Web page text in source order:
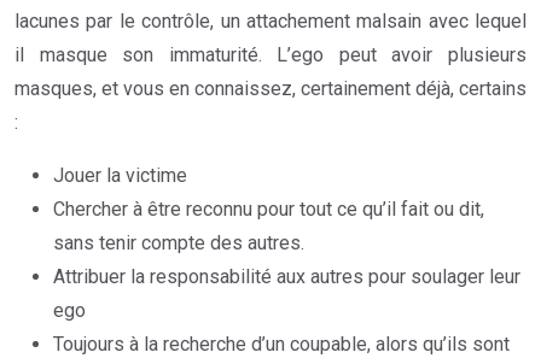
lacunes par le contrôle, un attachement malsain avec lequel
il masque son immaturité. L’ego peut avoir plusieurs
masques, et vous en connaissez, certainement déjà, certains
:
Jouer la victime
Chercher à être reconnu pour tout ce qu’il fait ou dit,
sans tenir compte des autres.
Attribuer la responsabilité aux autres pour soulager leur
ego
Toujours à la recherche d’un coupable, alors qu’ils sont